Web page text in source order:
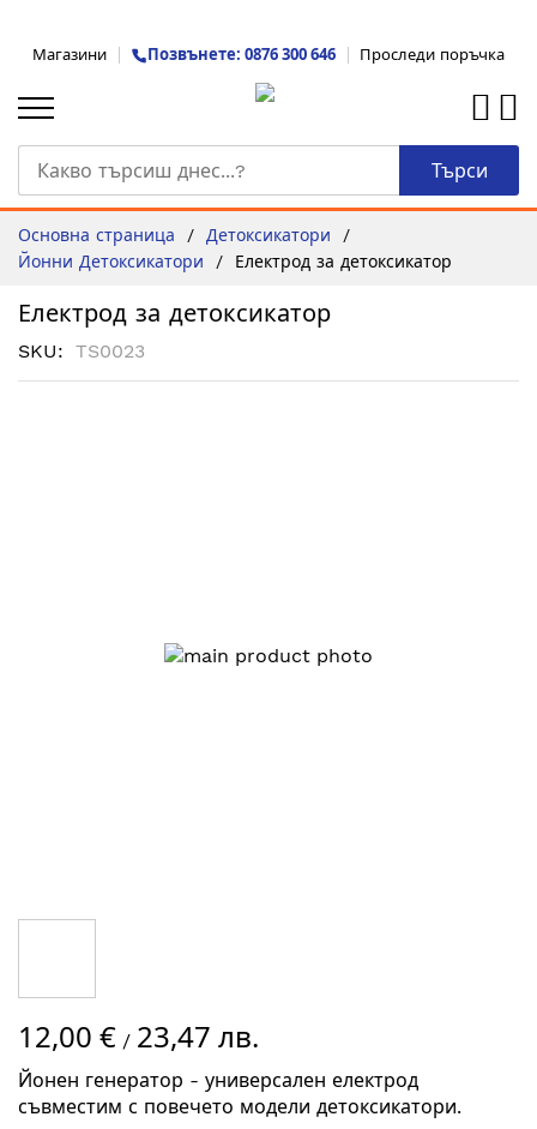
къмМагазини Позвънете: 0876 300 646 Проследи поръчка
Търси
Основна страница
Детоксикатори
Йонни Детоксикатори
Електрод за детоксикатор
Електрод за детоксикатор
SKU TS0023
към
началото
на
галерия
12,00 € / 23,47 лв.
Йонен генератор - универсален електрод
съвместим с повечето модели детоксикатори.